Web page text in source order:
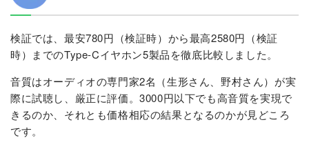
検証では、最安780円（検証時）から最高2580円（検証
時）までのType-Cイヤホン5製品を徹底比較しました。
音質はオーディオの専門家2名（生形さん、野村さん）が実
際に試聴し、厳正に評価。3000円以下でも高音質を実現で
きるのか、それとも価格相応の結果となるのかが見どころ
です。